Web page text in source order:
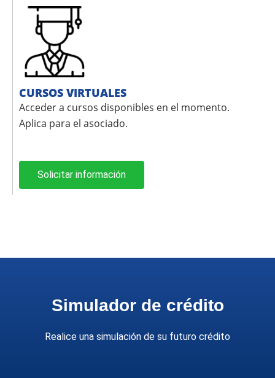
CURSOS VIRTUALES
Acceder a cursos disponibles en el momento.
Aplica para el asociado.
Solicitar información
Simulador de crédito
Realice una simulación de su futuro crédito